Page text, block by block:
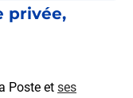
privée,
Poste et ses